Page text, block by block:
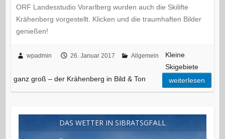
ORF Landesstudio Vorarlberg wurden auch die Skilifte
Krähenberg vorgestellt. Klicken und die traumhaften Bilder
genießen!
wpadmin 26. Januar 2017 Allgemein
Kleine
Skigebiete
ganz groß – der Krähenberg in Bild & Ton
weiterlesen
DAS WETTER IN SIBRATSGFÄLL